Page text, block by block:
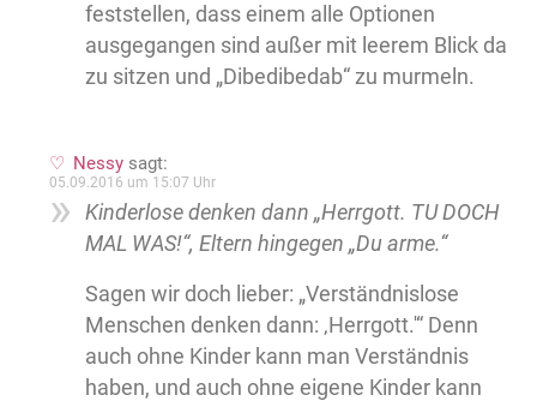
feststellen, dass einem alle Optionen
ausgegangen sind außer mit leerem Blick da
zu sitzen und „Dibedibedab“ zu murmeln.
Nessy sagt:
05.09.2016 um 15:07 Uhr
Kinderlose denken dann „Herrgott. TU DOCH
MAL WAS!“, Eltern hingegen „Du arme.“
Sagen wir doch lieber: „Verständnislose
Menschen denken dann: ‚Herrgott.'“ Denn
auch ohne Kinder kann man Verständnis
haben, und auch ohne eigene Kinder kann